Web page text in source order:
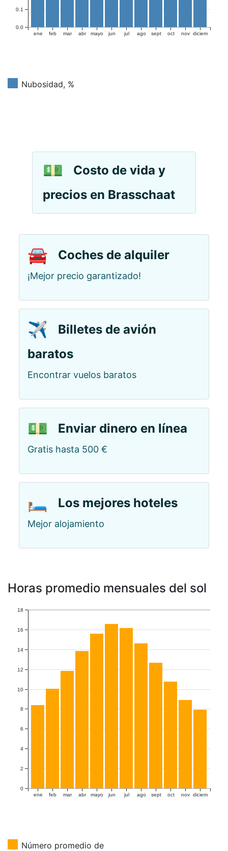
ene feb mar abr mayo jun jul ago sept oct nov diciem
0.0
0.1
Nubosidad, %
💵
Costo de vida y
precios en Brasschaat
🚘 Coches de alquiler
¡Mejor precio garantizado!
✈️
Billetes de avión
baratos
Encontrar vuelos baratos
💵 Enviar dinero en línea
Gratis hasta 500 €
🛏️ Los mejores hoteles
Mejor alojamiento
Horas promedio mensuales del sol
ene feb mar abr mayo jun jul ago sept oct nov diciem
0
2
4
6
8
10
12
14
16
18
Número promedio de